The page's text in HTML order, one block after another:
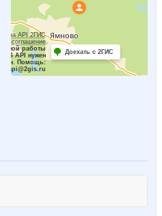
на API 2ГИС
соглашение
работы
JS API нужен
ключ. Помощь:
api@2gis.ru
Доехать с 2ГИС